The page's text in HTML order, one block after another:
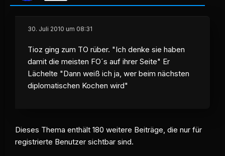
30. Juli 2010 um 08:31
Tioz ging zum TO rüber. "Ich denke sie haben
damit die meisten FO´s auf ihrer Seite" Er
Lächelte "Dann weiß ich ja, wer beim nächsten
diplomatischen Kochen wird"
Dieses Thema enthält 180 weitere Beiträge, die nur für
registrierte Benutzer sichtbar sind.